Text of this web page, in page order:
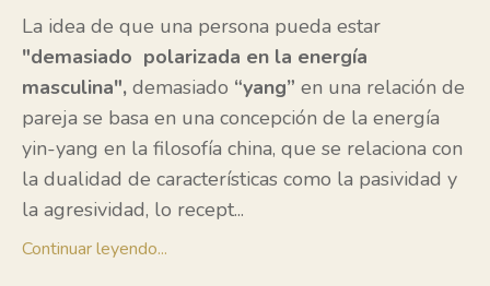
La idea de que una persona pueda estar
"demasiado polarizada en la energía
masculina", demasiado “yang” en una relación de
pareja se basa en una concepción de la energía
yin-yang en la filosofía china, que se relaciona con
la dualidad de características como la pasividad y
la agresividad, lo recept...
Continuar leyendo...